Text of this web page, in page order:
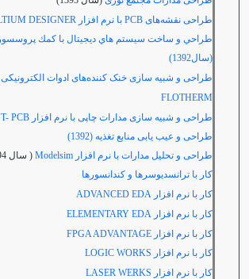
طراحی نقشه‌های
با نرم افزار DESIGNER
(سال1392)
طراحی و شبیه سازی خنک کننده‌های ادوات الکترونیکی
FLOTHERM
طراحی و شبیه سازی مدارات چاپی با نرم افزار PCB
طراحی و عیب یابی منابع تغذیه (1392)
طراحی و تحلیل مدارات با نرم افزار Modelsim
( سال 1394)
کار با ترانسدیوسرها و کندانسورها
کار با نرم افزار ADVANCED EDA
کار با نرم افزار ELEMENTARY EDA
کار با نرم افزار FPGA ADVANTAGE
كار با نرم افزار LOGIC WORKS
کار با نرم افزار LASER WERKS